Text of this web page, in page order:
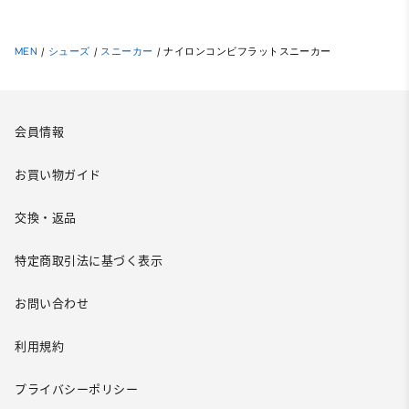
MEN / シューズ / スニーカー / ナイロンコンビフラットスニーカー
会員情報
お買い物ガイド
交換・返品
特定商取引法に基づく表示
お問い合わせ
利用規約
プライバシーポリシー